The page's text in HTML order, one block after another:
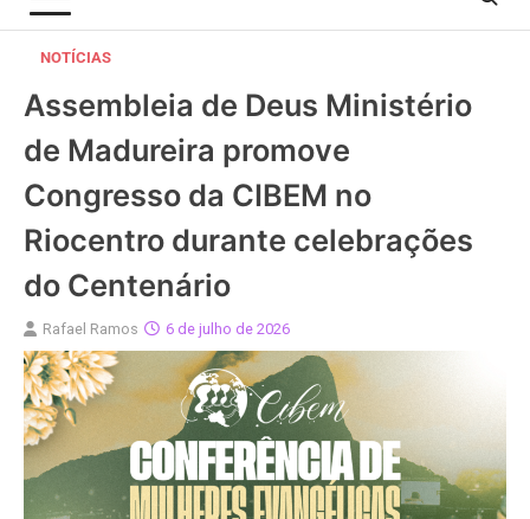
NOTÍCIAS
Assembleia de Deus Ministério
de Madureira promove
Congresso da CIBEM no
Riocentro durante celebrações
do Centenário
Rafael Ramos 6 de julho de 2026